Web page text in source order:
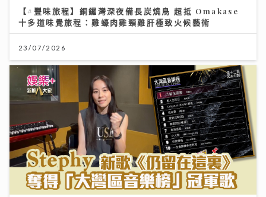
【#豐味旅程】銅鑼灣深夜備長炭燒鳥 超抵 Omakase
十多道味覺旅程：雞蠔肉雞頸雞肝極致火候藝術
23/07/2026